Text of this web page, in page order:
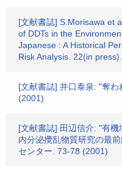
[文献書誌] S.Morisawa et
of DDTs in the
Japanese : A Historical
Risk Analysis. 22(in
[文献書誌] 井口泰泉: "奪
(2001)
[文献書誌] 田辺信介: "有機
内分泌攪乱物質研究の最
センター. 73-78 (2001)